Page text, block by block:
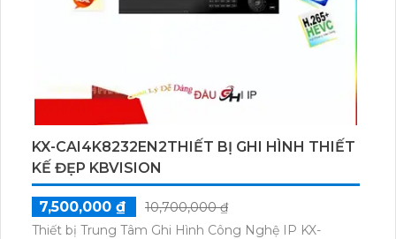
KX-CAI4K8232EN2THIẾT BỊ GHI HÌNH THIẾT
KẾ ĐẸP KBVISION
7,500,000 ₫
10,700,000 ₫
Thiết bị Trung Tâm Ghi Hình Công Nghệ IP KX-